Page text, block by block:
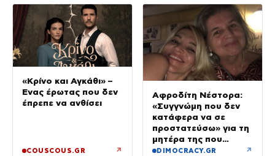
«Κρίνο και Αγκάθι» –
Ένας έρωτας που δεν
έπρεπε να ανθίσει
COUSCOUS.GR ↗
Αφροδίτη Νέστορα:
«Συγγνώμη που δεν
κατάφερα να σε
προστατεύσω» για τη
μητέρα της που
σκοτώθηκε στην
DIMOCRACY.GR ↗